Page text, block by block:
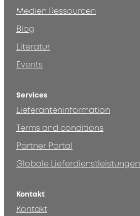
Medien Ressourcen
Blog
Literatur
Events
Services
Lieferanteninformation
Terms and conditions
Partner Portal
Globale Lieferdienstleistungen
Kontakt
Kontakt